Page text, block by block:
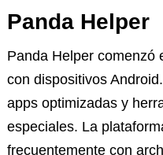
Panda Helper
Panda Helper comenzó
con dispositivos
apps optimizadas y
especiales. La
frecuentemente con